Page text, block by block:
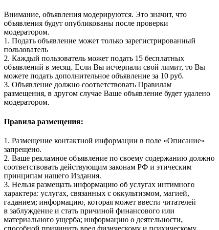
Внимание, объявления модерируются. Это значит, что
объявления будут опубликованы после проверки
модератором.
1. Подать объявление может только зарегистрированный
пользователь
2. Каждый пользователь может подать 15 бесплатных
объявлений в месяц. Если Вы исчерпали свой лимит, то Вы
можете подать дополнительное объявление за 10 руб.
3. Объявление должно соответствовать Правилам
размещения, в другом случае Ваше объявление будет удалено
модератором.
Правила размещения:
1. Размещение контактной информации в поле «Описание»
запрещено.
2. Ваше рекламное объявление по своему содержанию должно
соответствовать действующим законам РФ и этическим
принципам нашего Издания.
3. Нельзя размещать информацию об услугах интимного
характера: услугах, связанных с оккультизмом, магией,
гаданием; информацию, которая может ввести читателей
в заблуждение и стать причиной финансового или
материального ущерба; информацию о деятельности,
способной причинить вред физическому и психическому